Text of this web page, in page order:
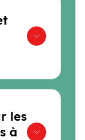
les
à